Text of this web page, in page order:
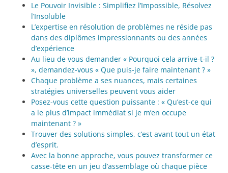
Le Pouvoir Invisible : Simplifiez l’Impossible, Résolvez
l’Insoluble
L’expertise en résolution de problèmes ne réside pas
dans des diplômes impressionnants ou des années
d’expérience
Au lieu de vous demander « Pourquoi cela arrive-t-il ?
», demandez-vous « Que puis-je faire maintenant ? »
Chaque problème a ses nuances, mais certaines
stratégies universelles peuvent vous aider
Posez-vous cette question puissante : « Qu’est-ce qui
a le plus d’impact immédiat si je m’en occupe
maintenant ? »
Trouver des solutions simples, c’est avant tout un état
d’esprit.
Avec la bonne approche, vous pouvez transformer ce
casse-tête en un jeu d’assemblage où chaque pièce